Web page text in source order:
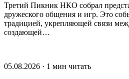
Третий Пикник НКО собрал
дружеского общения и игр. Это
традицией, укрепляющей связи
создающей…
05.08.2026 · 1 мин читать